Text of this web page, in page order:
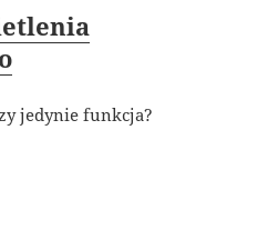
jedynie funkcja?